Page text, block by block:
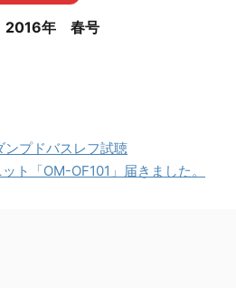
2016年 春号
ンプドバスレフ試聴
ト「OM-OF101」届きました。